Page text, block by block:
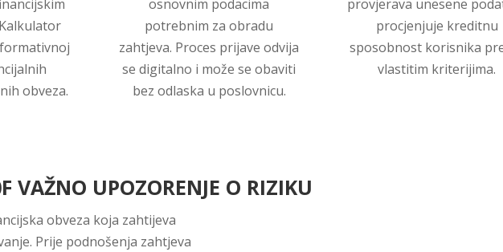
obveza.
osnovnim podacima
potrebnim za obradu
zahtjeva. Proces prijave odvija
se digitalno i može se obaviti
bez odlaska u poslovnicu.
provjerava unesene
procjenjuje kreditnu
sposobnost korisnika
vlastitim kriterijima.
VAŽNO UPOZORENJE O RIZIKU
obveza koja zahtijeva
Prije podnošenja zahtjeva